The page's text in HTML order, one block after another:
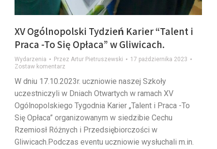
XV Ogólnopolski Tydzień Karier “Talent i
Praca -To Się Opłaca” w Gliwicach.
Wydarzenia Przez Artur Pietruszewski
17 października 2023
Zostaw komentarz
W dniu 17.10.2023r. uczniowie naszej Szkoły
uczestniczyli w Dniach Otwartych w ramach XV
Ogólnopolskiego Tygodnia Karier „Talent i Praca -To
Się Opłaca” organizowanym w siedzibie Cechu
Rzemiosł Różnych i Przedsiębiorczości w
Gliwicach.Podczas eventu uczniowie wysłuchali m.in.